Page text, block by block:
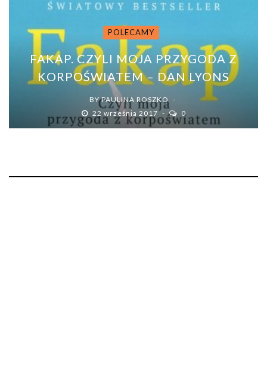
POLECAMY
FAKAP. CZYLI MOJA PRZYGODA Z
KORPOŚWIATEM – DAN LYONS
BYPAULINA ROSZKO
22 września 2017
0